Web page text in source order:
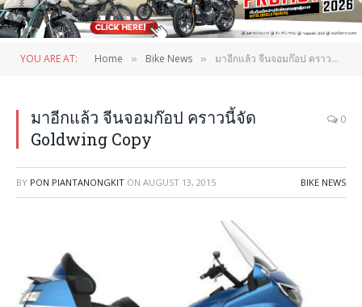
YOU ARE AT: Home » Bike News » มาอีกแล้ว จีนจอมก๊อป คราวนี้จัด Goldwing Copy
มาอีกแล้ว จีนจอมก๊อป คราวนี้จัด
Goldwing Copy
0
BY PON PIANTANONGKIT ON AUGUST 13, 2015 BIKE NEWS